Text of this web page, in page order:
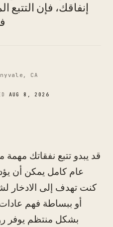
إنفاقك، فإن
CA
AUG 8, 2026
قد يبدو تتبع نفقاتك مهمة
عام كامل يمكن أن
كنت تهدف إلى الادخار
أو ببساطة فهم
بشكل منتظم يوفر